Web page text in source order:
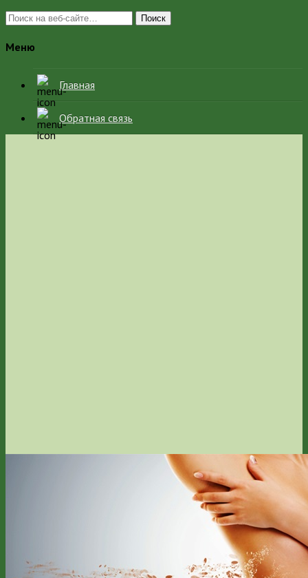
Поиск
Меню
Главная
Обратная связь